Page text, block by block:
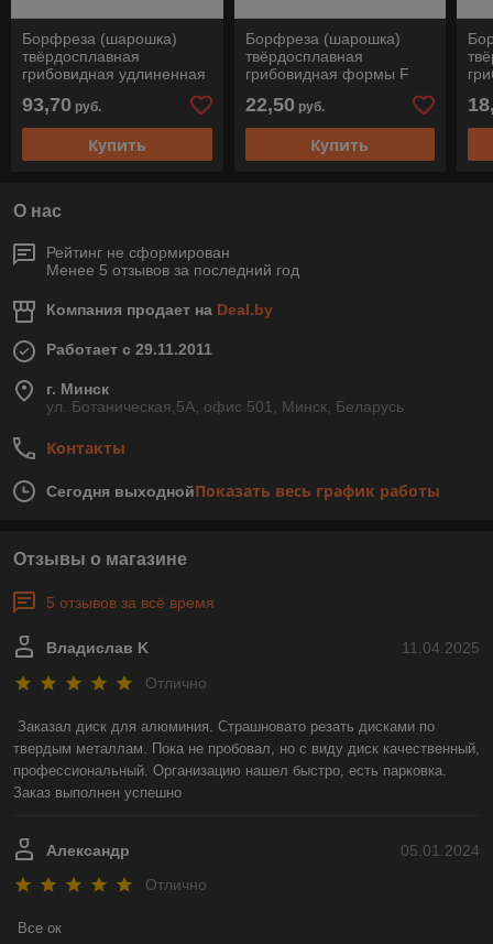
Борфреза (шарошка)
твёрдосплавная
грибовидная удлиненная
Z3 PLUS SL 150, Pferd
93,70 руб.
Купить
Борфреза (шарошка)
твёрдосплавная
грибовидная формы F
(парабола с закругленной
головкой), STM F1020/6
22,50 руб.
Купить
О нас
Рейтинг не сформирован
Менее 5 отзывов за последний год
Компания продает на Deal.by
Работает с 29.11.2011
г. Минск
ул. Ботаническая,5А, офис 501, Минск, Беларусь
Контакты
Сегодня выходнойПоказать весь график работы
Отзывы о магазине
5 отзывов за всё время
11.04.2025
Владислав K
Отлично
Заказал диск для алюминия. Страшновато резать дисками по
твердым металлам. Пока не пробовал, но с виду диск качественный,
профессиональный. Организацию нашел быстро, есть парковка.
Заказ выполнен успешно
05.01.2024
Александр
Отлично
Все ок